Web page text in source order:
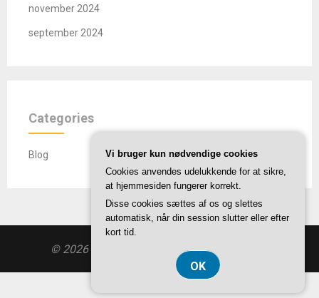
november 2024
september 2024
Categories
Blog
© 2026 Gggf.dk | Theme bySuperbThemes
CVR DK 37407739
Vi bruger kun nødvendige cookies
Cookies anvendes udelukkende for at sikre,
at hjemmesiden fungerer korrekt.
Disse cookies sættes af os og slettes
automatisk, når din session slutter eller efter
kort tid.
OK